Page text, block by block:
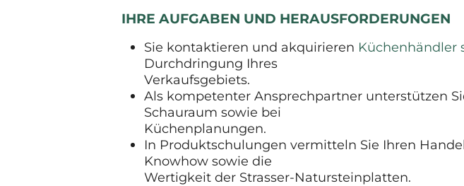
IHRE AUFGABEN UND HERAUSFORDERUNGEN
Sie kontaktieren und akquirieren Küchenhändler
Durchdringung Ihres
Verkaufsgebiets.
Als kompetenter Ansprechpartner unterstützen
Schauraum sowie bei
Küchenplanungen.
In Produktschulungen vermitteln Sie Ihren
Knowhow sowie die
Wertigkeit der Strasser-Natursteinplatten.